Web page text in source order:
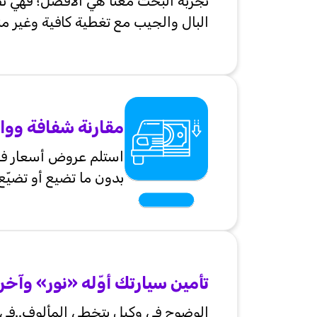
البال والجيب مع تغطية كافية وغير
مقارنة شفافة
استلم عروض أسعار
بدون ما تضيع أو
تأمين سيارتك أوّله «نور»
الوضوح في وكيل يتخطى المألوف..في